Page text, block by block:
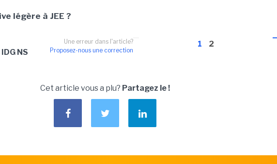
légère à JEE ?
1 2
Une erreur dans l'article?
Proposez-nous une correction
NS
Cet article vous a plu? Partagez le !